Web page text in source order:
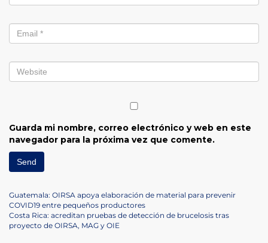
Guarda mi nombre, correo electrónico y web en este
navegador para la próxima vez que comente.
Navegación
de
Previous
Post
Guatemala: OIRSA apoya elaboración de material para prevenir
COVID19 entre pequeños productores
Next
Post
Costa Rica: acreditan pruebas de detección de brucelosis tras
proyecto de OIRSA, MAG y OIE